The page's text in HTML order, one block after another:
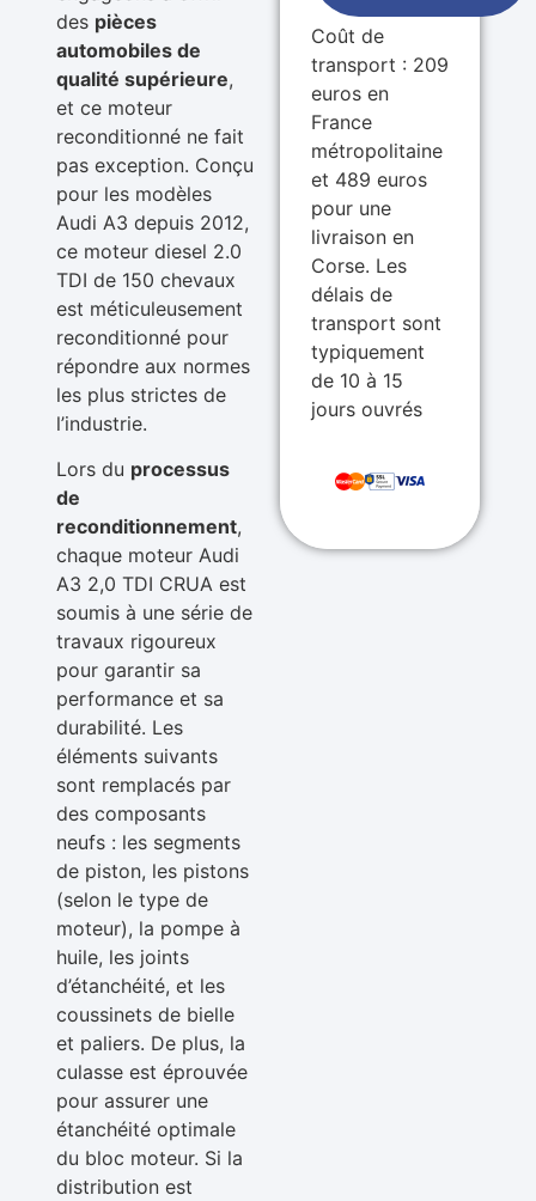
des pièces
automobiles de
qualité supérieure,
et ce moteur
reconditionné ne fait
pas exception. Conçu
pour les modèles
Audi A3 depuis 2012,
ce moteur diesel 2.0
TDI de 150 chevaux
est méticuleusement
reconditionné pour
répondre aux normes
les plus strictes de
l’industrie.
Lors du processus
de
reconditionnement,
chaque moteur Audi
A3 2,0 TDI CRUA est
soumis à une série de
travaux rigoureux
pour garantir sa
performance et sa
durabilité. Les
éléments suivants
sont remplacés par
des composants
neufs : les segments
de piston, les pistons
(selon le type de
moteur), la pompe à
huile, les joints
d’étanchéité, et les
coussinets de bielle
et paliers. De plus, la
culasse est éprouvée
pour assurer une
étanchéité optimale
du bloc moteur. Si la
distribution est
Coût de
transport : 209
euros en
France
métropolitaine
et 489 euros
pour une
livraison en
Corse. Les
délais de
transport sont
typiquement
de 10 à 15
jours ouvrés